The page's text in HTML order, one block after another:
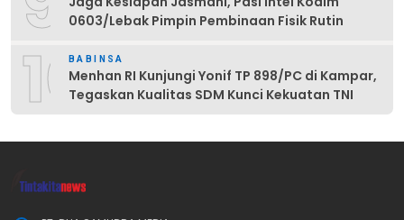
0603/Lebak Pimpin Pembinaan Fisik Rutin
10BABINSA
Menhan RI Kunjungi Yonif TP 898/PC di Kampar,
Tegaskan Kualitas SDM Kunci Kekuatan TNI